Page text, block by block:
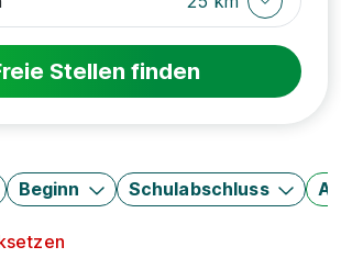
Stellen finden
Beginn Schulabschluss